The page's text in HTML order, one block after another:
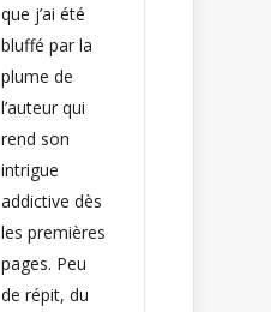
que j’ai été
bluffé par la
plume de
l’auteur qui
rend son
intrigue
addictive dès
les premières
pages. Peu
de répit, du